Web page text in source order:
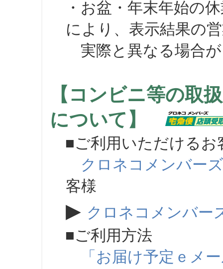
・お盆・年末年始の
により、表示結果の
実際と異なる場合が
【コンビニ等の取
について】
■ご利用いただけるお
クロネコメンバーズ
客様
▶ クロネコメンバー
■ご利用方法
「お届け予定ｅメ